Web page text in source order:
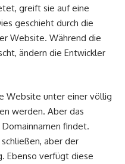
greift sie auf eine
geschieht durch die
Website. Während die
ändern die Entwickler
Website unter einer völlig
werden. Aber das
findet.
aber der
Ebenso verfügt diese